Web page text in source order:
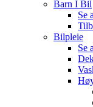
Barn I Bil
Se
Bilpleie
Se